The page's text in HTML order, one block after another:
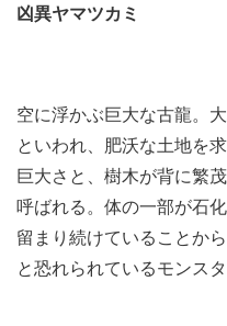
凶異ヤマツカミ
空に浮かぶ巨大な古龍。
といわれ、肥沃な土地を
巨大さと、樹木が背に繁
呼ばれる。体の一部が石
留まり続けていることか
と恐れられているモンスタ